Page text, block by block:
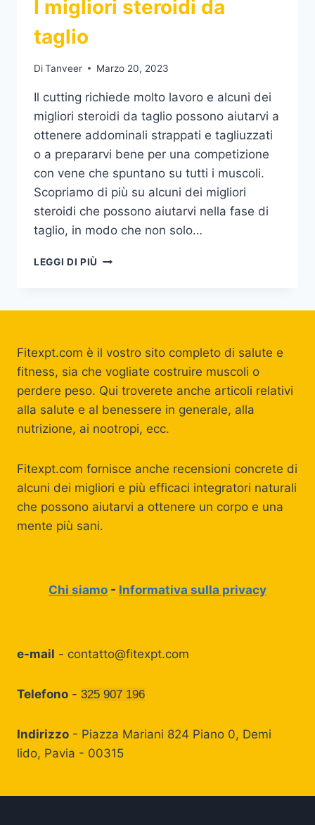
I migliori steroidi da
taglio
DiTanveer Marzo 20, 2023
Il cutting richiede molto lavoro e alcuni dei
migliori steroidi da taglio possono aiutarvi a
ottenere addominali strappati e tagliuzzati
o a prepararvi bene per una competizione
con vene che spuntano su tutti i muscoli.
Scopriamo di più su alcuni dei migliori
steroidi che possono aiutarvi nella fase di
taglio, in modo che non solo…
LEGGI DI PIÙ
Fitexpt.com è il vostro sito completo di salute e
fitness, sia che vogliate costruire muscoli o
perdere peso. Qui troverete anche articoli relativi
alla salute e al benessere in generale, alla
nutrizione, ai nootropi, ecc.
Fitexpt.com fornisce anche recensioni concrete di
alcuni dei migliori e più efficaci integratori naturali
che possono aiutarvi a ottenere un corpo e una
mente più sani.
Chi siamo - Informativa sulla privacy
e-mail - contatto@fitexpt.com
Telefono - 325 907 196
Indirizzo - Piazza Mariani 824 Piano 0, Demi
lido, Pavia - 00315